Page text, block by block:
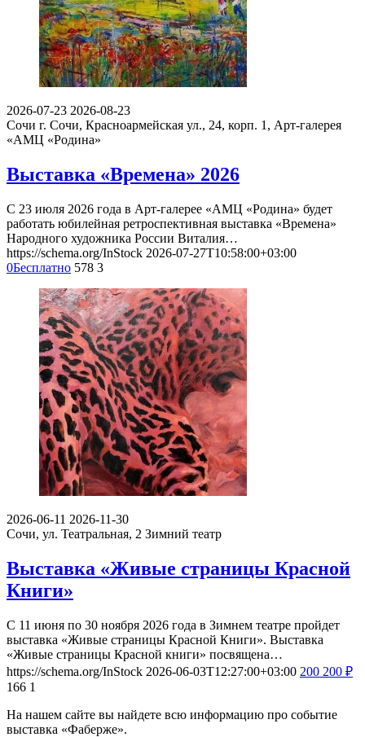
2026-07-23 2026-08-23
Сочи г. Сочи, Красноармейская ул., 24, корп. 1, Арт-галерея
«АМЦ «Родина»
Выставка «Времена» 2026
С 23 июля 2026 года в Арт-галерее «АМЦ «Родина» будет
работать юбилейная ретроспективная выставка «Времена»
Народного художника России Виталия…
https://schema.org/InStock 2026-07-27T10:58:00+03:00
0Бесплатно 578 3
2026-06-11 2026-11-30
Сочи, ул. Театральная, 2 Зимний театр
Выставка «Живые страницы Красной
Книги»
С 11 июня по 30 ноября 2026 года в Зимнем театре пройдет
выставка «Живые страницы Красной Книги». Выставка
«Живые страницы Красной книги» посвящена…
https://schema.org/InStock 2026-06-03T12:27:00+03:00 200 200 ₽
166 1
На нашем сайте вы найдете всю информацию про событие
выставка «Фаберже».